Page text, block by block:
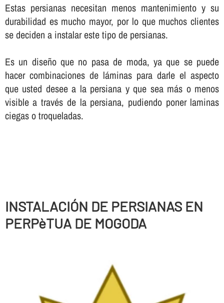
Estas persianas necesitan menos mantenimiento y su
durabilidad es mucho mayor, por lo que muchos clientes
se deciden a instalar este tipo de persianas.
Es un diseño que no pasa de moda, ya que se puede
hacer combinaciones de láminas para darle el aspecto
que usted desee a la persiana y que sea más o menos
visible a través de la persiana, pudiendo poner laminas
ciegas o troqueladas.
INSTALACIÓN DE PERSIANAS EN
PERPèTUA DE MOGODA